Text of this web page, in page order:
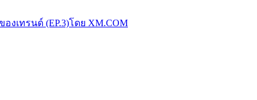
เทรนด์ (EP.3)โดย XM.COM